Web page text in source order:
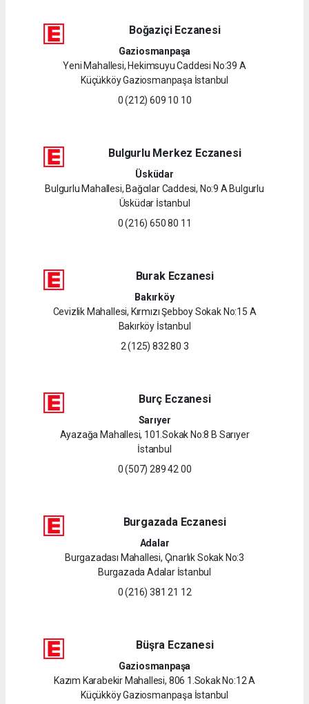
Boğaziçi Eczanesi
Gaziosmanpaşa
Yeni Mahallesi, Hekimsuyu Caddesi No:39 A
Küçükköy Gaziosmanpaşa İstanbul
0 (212) 609 10 10
Bulgurlu Merkez Eczanesi
Üsküdar
Bulgurlu Mahallesi, Bağcılar Caddesi, No:9 A Bulgurlu
Üsküdar İstanbul
0 (216) 650 80 11
Burak Eczanesi
Bakırköy
Cevizlik Mahallesi, Kırmızı Şebboy Sokak No:15 A
Bakırköy İstanbul
2 (125) 832 80 3
Burç Eczanesi
Sarıyer
Ayazağa Mahallesi, 101.Sokak No:8 B Sarıyer
İstanbul
0 (507) 289 42 00
Burgazada Eczanesi
Adalar
Burgazadası Mahallesi, Çınarlık Sokak No:3
Burgazada Adalar İstanbul
0 (216) 381 21 12
Büşra Eczanesi
Gaziosmanpaşa
Kazım Karabekir Mahallesi, 806 1.Sokak No:12 A
Küçükköy Gaziosmanpaşa İstanbul